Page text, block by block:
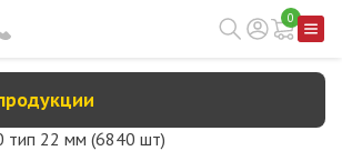
0
тип 22 мм (6840 шт)